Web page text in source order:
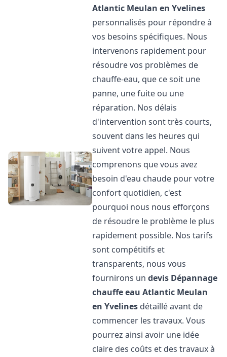
Atlantic Meulan en Yvelines
personnalisés pour répondre à
vos besoins spécifiques. Nous
intervenons rapidement pour
résoudre vos problèmes de
chauffe-eau, que ce soit une
panne, une fuite ou une
réparation. Nos délais
d'intervention sont très courts,
souvent dans les heures qui
suivent votre appel. Nous
comprenons que vous avez
besoin d'eau chaude pour votre
confort quotidien, c'est
pourquoi nous nous efforçons
de résoudre le problème le plus
rapidement possible. Nos tarifs
sont compétitifs et
transparents, nous vous
fournirons undevis Dépannage
chauffe eau Atlantic Meulan
en Yvelines détaillé avant de
commencer les travaux. Vous
pourrez ainsi avoir une idée
claire des coûts et des travaux à